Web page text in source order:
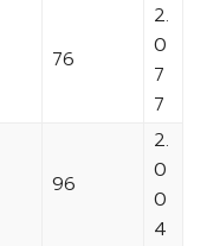
76
2.
0
7
7
96
2.
0
0
4